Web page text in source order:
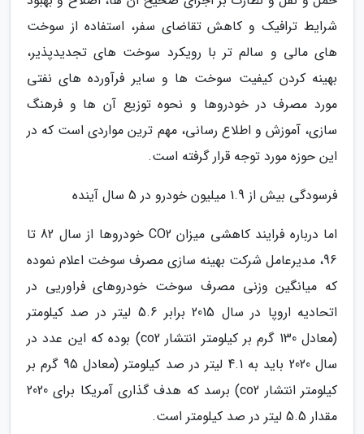
شرایط ترافیک و کاهش تقاضای سفر، استفاده از سوخت
های مالی و سالم تر با رویکرد سوخت های تجدیدپذیر،
بهینه کردن کیفیت سوخت ها و سایر فرآورده های نفتی
مورد مصرف در خودروها و نحوه توزیع آن ها و فرهنگ
سازی، آموزش و اطلاع رسانی، مهم ترین مواردی است که در
این حوزه مورد توجه قرار گرفته است.
فرسودگی بیش از 1.9 میلیون خودرو در 5 سال آینده
اما درباره فرایند کاهشی میزان CO2 خودروها از سال 82 تا
96، مدیرعامل شرکت بهینه سازی مصرف سوخت اعلام نموده
که میانگین وزنی مصرف سوخت خودروهای فراوریی در
اتحادیه اروپا در سال 2015 برابر 5.6 لیتر در صد کیلومتر
(معادل 130 گرم بر کیلومتر انتشار co2) بوده که این عدد در
سال 2020 باید به 4.1 لیتر در صد کیلومتر (معادل 95 گرم بر
کیلومتر انتشار co2) برسد که هدف گذاری آمریکا برای 2020
مقدار 5.5 لیتر در صد کیلومتر است.